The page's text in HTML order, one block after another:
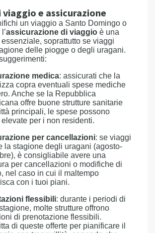
viaggio e assicurazione
un viaggio a Santo Domingo o
assicurazione di viaggio è una
soprattutto se viaggi
delle piogge o degli uragani.
medica: assicurati che la
copra eventuali spese mediche
Anche se la Repubblica
offre buone strutture sanitarie
principali, le spese possono
per i non residenti.
per cancellazioni: se viaggi
la stagione degli uragani (agosto-
è consigliabile avere una
per cancellazioni o modifiche di
nel caso in cui il maltempo
con i tuoi piani.
flessibili: durante i periodi di
molte strutture offrono
di prenotazione flessibili.
di queste offerte per pianificare il